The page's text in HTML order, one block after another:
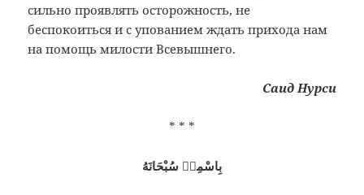
сильно проявлять осторожность, не
беспокоиться и с упованием ждать прихода нам
на помощь милости Всевышнего.
Саид Нурси
* * *
بِاسْمِهٖ سُبْحَانَهُ